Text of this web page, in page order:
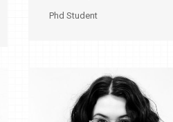
Phd Student